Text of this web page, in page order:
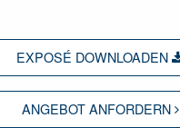
EXPOSÉ DOWNLOADEN
ANGEBOT ANFORDERN